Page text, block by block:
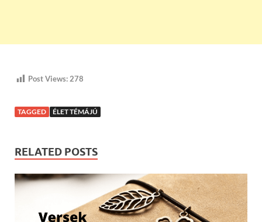
Post Views: 278
TAGGED ÉLET TÉMÁJÚ
RELATED POSTS